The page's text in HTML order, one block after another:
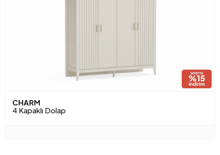
CHARM
4 Kapaklı Dolap